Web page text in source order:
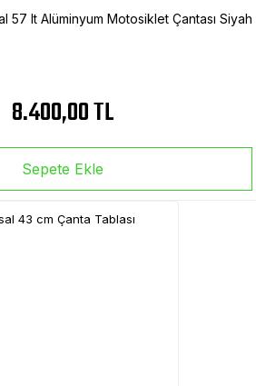
57 lt Alüminyum Motosiklet Çantası Siyah
8.400,00 TL
Sepete Ekle